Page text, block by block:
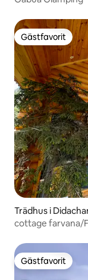
Gästfavorit
Gästfavorit
Trädhus i
cottage farvana/
Gästfavorit
Gästfavorit